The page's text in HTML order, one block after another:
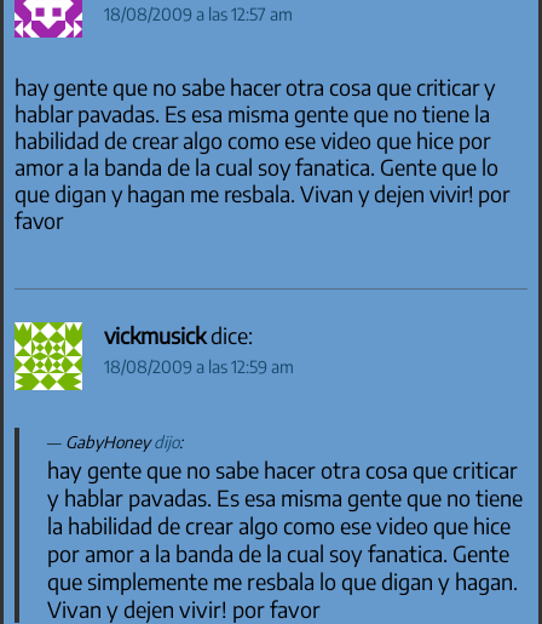
18/08/2009 a las 12:57 am
hay gente que no sabe hacer otra cosa que criticar y
hablar pavadas. Es esa misma gente que no tiene la
habilidad de crear algo como ese video que hice por
amor a la banda de la cual soy fanatica. Gente que lo
que digan y hagan me resbala. Vivan y dejen vivir! por
favor
vickmusickdice:
18/08/2009 a las 12:59 am
GabyHoneydijo:
hay gente que no sabe hacer otra cosa que criticar
y hablar pavadas. Es esa misma gente que no tiene
la habilidad de crear algo como ese video que hice
por amor a la banda de la cual soy fanatica. Gente
que simplemente me resbala lo que digan y hagan.
Vivan y dejen vivir! por favor